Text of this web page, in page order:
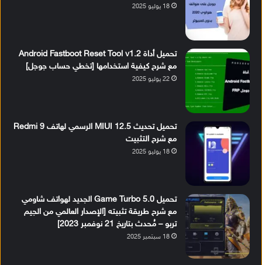
18 يوليو 2025
تحميل أداة Android Fastboot Reset Tool v1.2
مع شرح كيفية استخدامها [تخطي حساب جوجل]
22 يوليو 2025
تحميل تحديث MIUI 12.5 الرسمي لهاتف Redmi 9
مع شرح التثبيت
18 يوليو 2025
تحميل Game Turbo 5.0 الجديد لهواتف شاومي
مع شرح طريقة تثبيته [الإصدار العالمي من الجيم
تربو – مُحدث بتاريخ 21 نوفمبر 2023]
18 سبتمبر 2025